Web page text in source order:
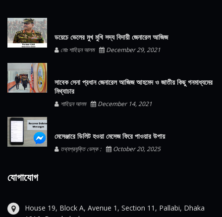
ডয়েচে ভেলের মুখ মুখি সদ্য বিদায়ী জেনারেল আজিজ
মোঃ শাহিদুন আলম December 29, 2021
সাবেক সেনা প্রধান জেনারেল আজিজ আহমেদ ও জাতীয় কিছু গনমাধ্যমের
মিথ্যাচার
শাহিদুন আলম December 14, 2021
মেসেঞ্জারে ডিলিট হওয়া মেসেজ ফিরে পাওয়ার উপায়
তথ্যপ্রযুক্তি ডেস্ক : October 20, 2025
যোগাযোগ
House 19, Block A, Avenue 1, Section 11, Pallabi, Dhaka